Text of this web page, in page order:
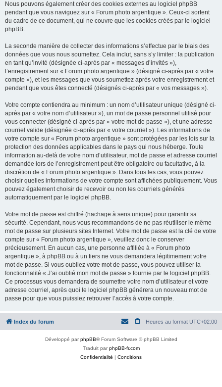
Nous pouvons également créer des cookies externes au logiciel phpBB
pendant que vous naviguez sur « Forum photo argentique ». Ceux-ci sortent
du cadre de ce document, qui ne couvre que les cookies créés par le logiciel
phpBB.
La seconde manière de collecter des informations s’effectue par le biais des
données que vous nous soumettez. Cela inclut, sans s’y limiter : la publication
en tant qu’invité (désignée ci-après par « messages d’invités »),
l’enregistrement sur « Forum photo argentique » (désigné ci-après par « votre
compte »), et les messages que vous soumettez après votre enregistrement et
pendant que vous êtes connecté (désignés ci-après par « vos messages »).
Votre compte contiendra au minimum : un nom d’utilisateur unique (désigné ci-
après par « votre nom d’utilisateur »), un mot de passe personnel utilisé pour
vous connecter (désigné ci-après par « votre mot de passe »), et une adresse
courriel valide (désignée ci-après par « votre courriel »). Les informations de
votre compte sur « Forum photo argentique » sont protégées par les lois sur la
protection des données applicables dans le pays qui nous héberge. Toute
information au-delà de votre nom d’utilisateur, mot de passe et adresse courriel
demandée lors de l’enregistrement peut être obligatoire ou facultative, à la
discrétion de « Forum photo argentique ». Dans tous les cas, vous pouvez
choisir quelles informations de votre compte sont affichées publiquement. Vous
pouvez également choisir de recevoir ou non les courriels générés
automatiquement par le logiciel phpBB.
Votre mot de passe est chiffré (hachage à sens unique) pour garantir sa
sécurité. Cependant, nous vous recommandons de ne pas réutiliser le même
mot de passe sur plusieurs sites Internet. Votre mot de passe est la clé de votre
compte sur « Forum photo argentique », veuillez donc le conserver
précieusement. En aucun cas, une personne affiliée à « Forum photo
argentique », à phpBB ou à un tiers ne vous demandera légitimement votre
mot de passe. Si vous oubliez votre mot de passe, vous pouvez utiliser la
fonctionnalité « J’ai oublié mon mot de passe » fournie par le logiciel phpBB.
Ce processus vous demandera de soumettre votre nom d’utilisateur et votre
adresse courriel, après quoi le logiciel phpBB générera un nouveau mot de
passe pour que vous puissiez retrouver l’accès à votre compte.
Index du forum Heures au format UTC+02:00
Développé parphpBB® Forum Software © phpBB Limited
Traduit parphpBB-fr.com
Confidentialité | Conditions